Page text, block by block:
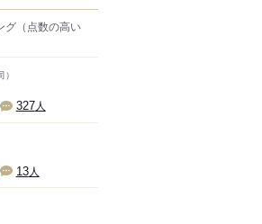
グ （点数の高い
）
327人
13人